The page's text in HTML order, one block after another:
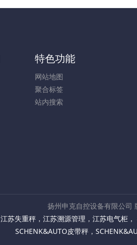
特色功能
网站地图
聚合标签
站内搜索
扬州申克自控设备有限公司
江苏失重秤， 江苏溯源管理 ， 江苏电气柜，
SCHENK&AUTO皮带秤 ，